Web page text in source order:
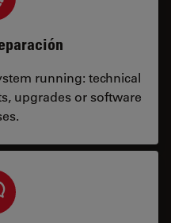
running: technical
upgrades or software